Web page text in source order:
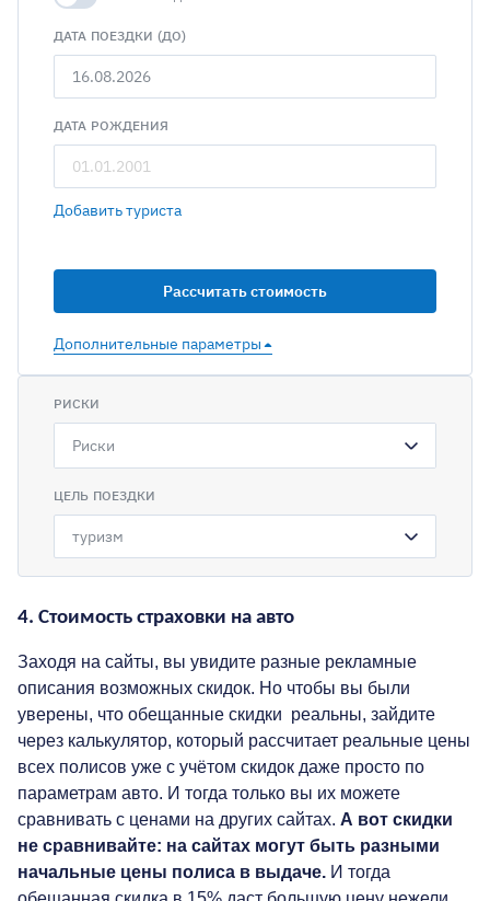
ДАТА ПОЕЗДКИ (ДО)
ДАТА РОЖДЕНИЯ
Добавить туриста
Дополнительные параметры
РИСКИ
Риски
ЦЕЛЬ ПОЕЗДКИ
4. Стоимость страховки на авто
Заходя на сайты, вы увидите разные рекламные
описания возможных скидок. Но чтобы вы были
уверены, что обещанные скидки реальны, зайдите
через калькулятор, который рассчитает реальные цены
всех полисов уже с учётом скидок даже просто по
параметрам авто. И тогда только вы их можете
сравнивать с ценами на других сайтах. А вот скидки
не сравнивайте: на сайтах могут быть разными
начальные цены полиса в выдаче. И тогда